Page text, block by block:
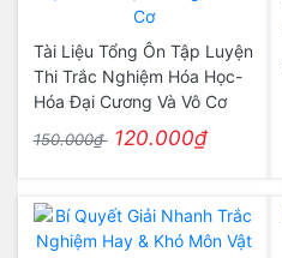
Tài Liệu Tổng Ôn Tập Luyện
Thi Trắc Nghiệm Hóa Học-
Hóa Đại Cương Và Vô Cơ
150.000₫ 120.000₫